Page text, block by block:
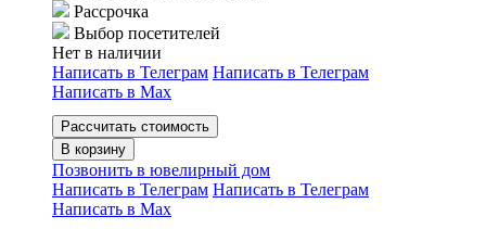
Рассрочка
Выбор посетителей
Нет в наличии
Написать в Телеграм Написать в Телеграм
Написать в Мах
Рассчитать стоимость
В корзину
Позвонить в ювелирный дом
Написать в Телеграм Написать в Телеграм
Написать в Мах